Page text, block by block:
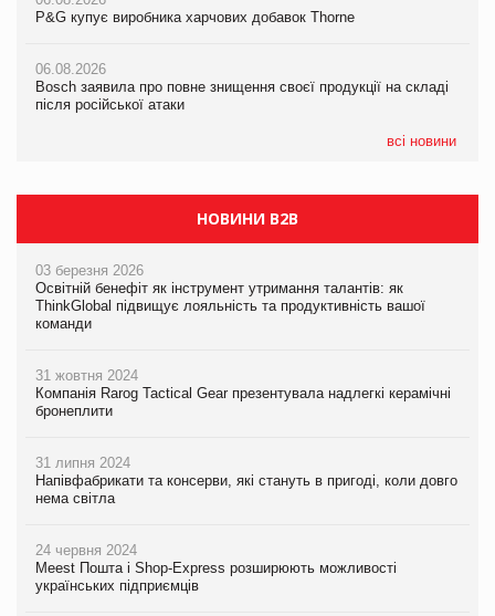
P&G купує виробника харчових добавок Thorne
06.08.2026
Bosch заявила про повне знищення своєї продукції на складі
після російської атаки
всі новини
новинки від ТМ ТОКЕРИ
Сергій Лісунов про заморожені хлібобулочні вироби на
P&G купує виробника харчових добавок Thorne
06.08.2026
Bosch заявила про повне знищення своєї продукції на складі
після російської атаки
НОВИНИ B2B
03 березня 2026
Освітній бенефіт як інструмент утримання талантів: як
ThinkGlobal підвищує лояльність та продуктивність вашої
команди
31 жовтня 2024
Компанія Rarog Tactical Gear презентувала надлегкі керамічні
бронеплити
31 липня 2024
Напівфабрикати та консерви, які стануть в пригоді, коли довго
нема світла
24 червня 2024
Meest Пошта і Shop-Express розширюють можливості
українських підприємців